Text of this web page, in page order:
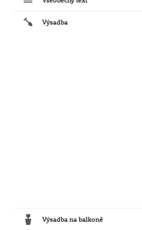
Výsadba
Výsadba na balkoně